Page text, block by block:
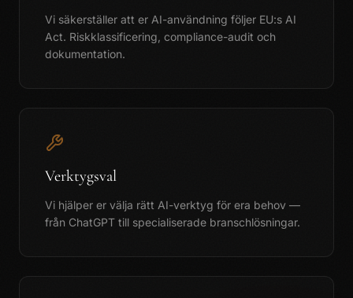
Vi säkerställer att er AI-användning följer EU:s AI
Act. Riskklassificering, compliance-audit och
dokumentation.
Verktygsval
Vi hjälper er välja rätt AI-verktyg för era behov —
från ChatGPT till specialiserade branschlösningar.